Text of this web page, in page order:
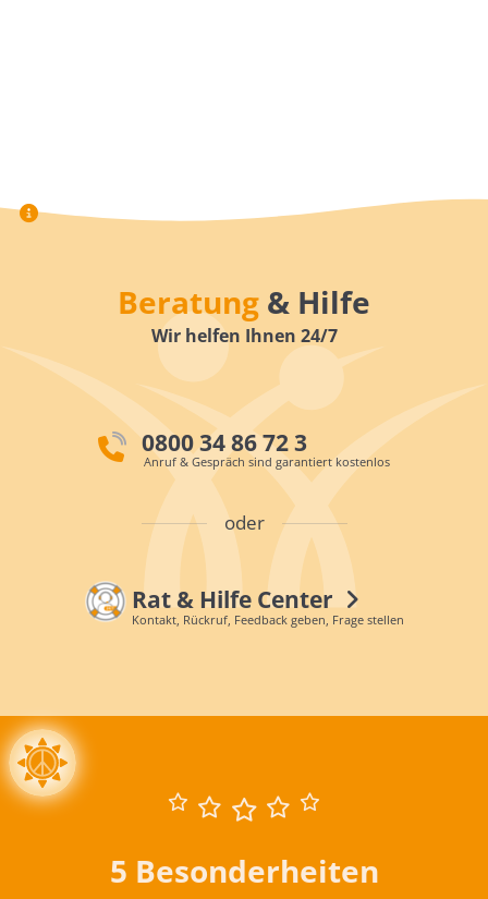
Beratung & Hilfe
Wir helfen Ihnen 24/7
0800 34 86 72 3
Anruf & Gespräch sind garantiert kostenlos
oder
Rat & Hilfe Center
Kontakt, Rückruf, Feedback geben, Frage stellen
5 Besonderheiten